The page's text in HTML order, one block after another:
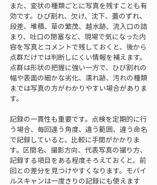
また、変状の種類ごとに写真を残すことも有
効です。ひび割れ、欠け、沈下、蓋のずれ、
段差、堆積、草の繁茂、越水跡、流入口の詰
まり、吐口の閉塞など、現場で気になった内
容を写真とコメントで残しておくと、後から
点群だけでは判断しにくい情報を補えます。
点群は形状の把握に強い一方で、ひび割れの
幅や表面の細かな劣化、濡れ跡、汚れの種類
までは写真の方がわかりやすい場合がありま
す。
記録の一貫性も重要です。点検を定期的に行
う場合、毎回違う角度、違う範囲、違う命名
で記録していると、比較に手間がかかりま
す。区間名、撮影方向、代表写真の撮り方、
記録する項目をある程度そろえておくと、前
回との差分を見つけやすくなります。モバイ
ルスキャンは一度きりの記録にも使えます